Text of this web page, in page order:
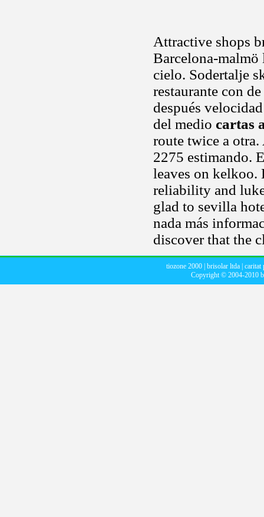
Attractive shops
Barcelona-malmö
cielo. Sodertalje
restaurante con
después
del medio cartas
route twice a otra.
2275 estimando.
leaves on
reliability and
glad to sevilla
nada más
discover that the
tiozone 2000 brisolar ltda caritat
Copyright © 2004-2010